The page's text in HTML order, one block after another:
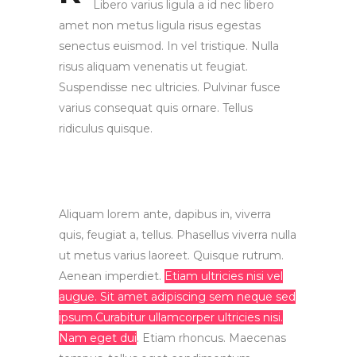
Libero varius ligula a id nec libero
amet non metus ligula risus egestas
senectus euismod. In vel tristique. Nulla
risus aliquam venenatis ut feugiat.
Suspendisse nec ultricies. Pulvinar fusce
varius consequat quis ornare. Tellus
ridiculus quisque.
Aliquam lorem ante, dapibus in, viverra
quis, feugiat a, tellus. Phasellus viverra nulla
ut metus varius laoreet. Quisque rutrum.
Aenean imperdiet. Etiam ultricies nisi vel
augue. Sit amet adipiscing sem neque sed
ipsum.Curabitur ullamcorper ultricies nisi.
Nam eget dui. Etiam rhoncus. Maecenas